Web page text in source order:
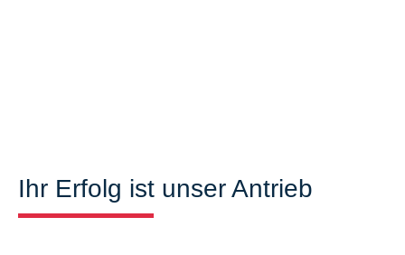
Ihr Erfolg ist unser Antrieb